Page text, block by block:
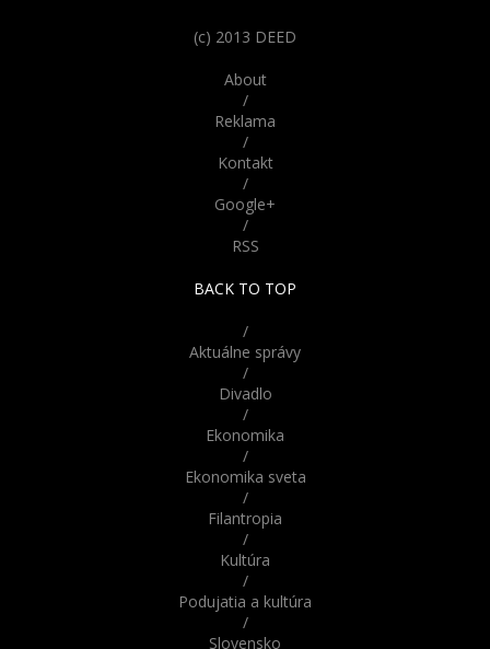
(c) 2013 DEED
About
/
Reklama
/
Kontakt
/
Google+
/
RSS
BACK TO TOP
/
Aktuálne správy
/
Divadlo
/
Ekonomika
/
Ekonomika sveta
/
Filantropia
/
Kultúra
/
Podujatia a kultúra
/
Slovensko